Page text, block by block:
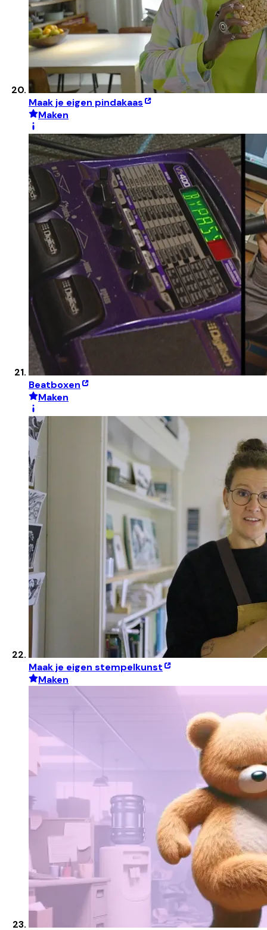
Maak je eigen pindakaas
Maken
Beatboxen
Maken
Maak je eigen stempelkunst
Maken